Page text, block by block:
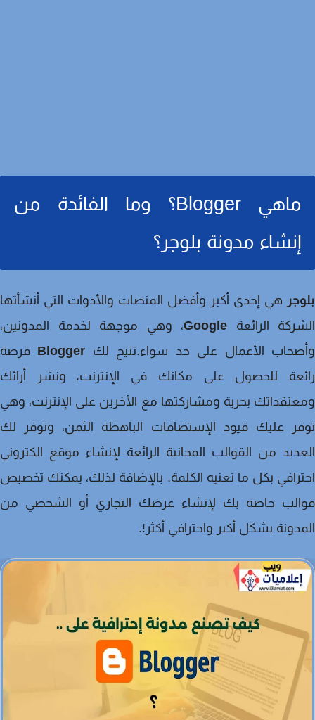
ماهي Blogger؟ وما الفائدة من
إنشاء مدونة بلوجر؟
هي إحدى أكبر وأفضل المنصات والأدوات التي أنشأتها
الرائعةGoogle، وهي موجهة لخدمة المدونين،
الأعمال على حد سواء.تتيح لكBloggerفرصة
للحصول على مكانك في الإنترنت، ونشر أرائك
بحرية ومشاركتها مع الأخرين على الإنترنت، وهي
عليك قيود الإستضافات الباهظة الثمن، وتوفر لك
من القوالب المجانية الرائعة لإنشاء موقع الكتروني
بكل ما تعنيه الكلمة. بالإضافة لذلك، يمكنك تخصيص
خاصة بك لإنشاء غرضك التجاري أو الشخصي من
بشكل أكبر واحترافي أكثر!.